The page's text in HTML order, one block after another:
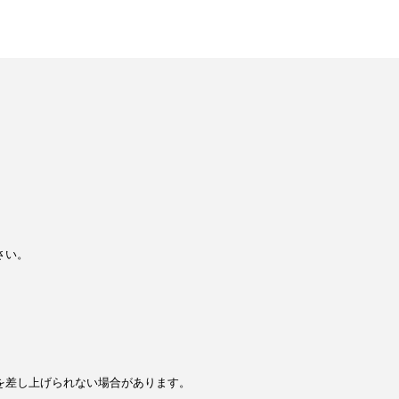
。
し上げられない場合があります。